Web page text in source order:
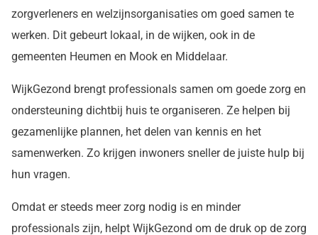
zorgverleners en welzijnsorganisaties om goed samen te
werken. Dit gebeurt lokaal, in de wijken, ook in de
gemeenten Heumen en Mook en Middelaar.
WijkGezond brengt professionals samen om goede zorg en
ondersteuning dichtbij huis te organiseren. Ze helpen bij
gezamenlijke plannen, het delen van kennis en het
samenwerken. Zo krijgen inwoners sneller de juiste hulp bij
hun vragen.
Omdat er steeds meer zorg nodig is en minder
professionals zijn, helpt WijkGezond om de druk op de zorg